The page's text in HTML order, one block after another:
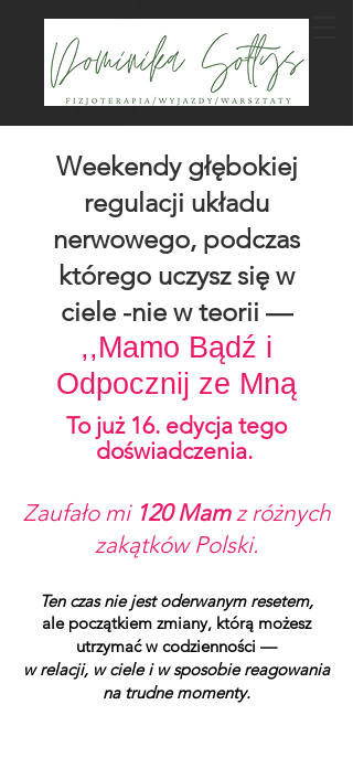
Weekendy głębokiej
regulacji układu
nerwowego, podczas
którego uczysz się w
ciele -nie w teorii —
,,Mamo Bądź i
Odpocznij ze Mną
To już 16. edycja tego
doświadczenia.
Zaufało mi 120 Mamz różnych
zakątków Polski.
Ten czas nie jest oderwanym resetem,
ale początkiem zmiany, którą możesz
utrzymać w codzienności —
w relacji, w ciele i w sposobie reagowania
na trudne momenty.​​